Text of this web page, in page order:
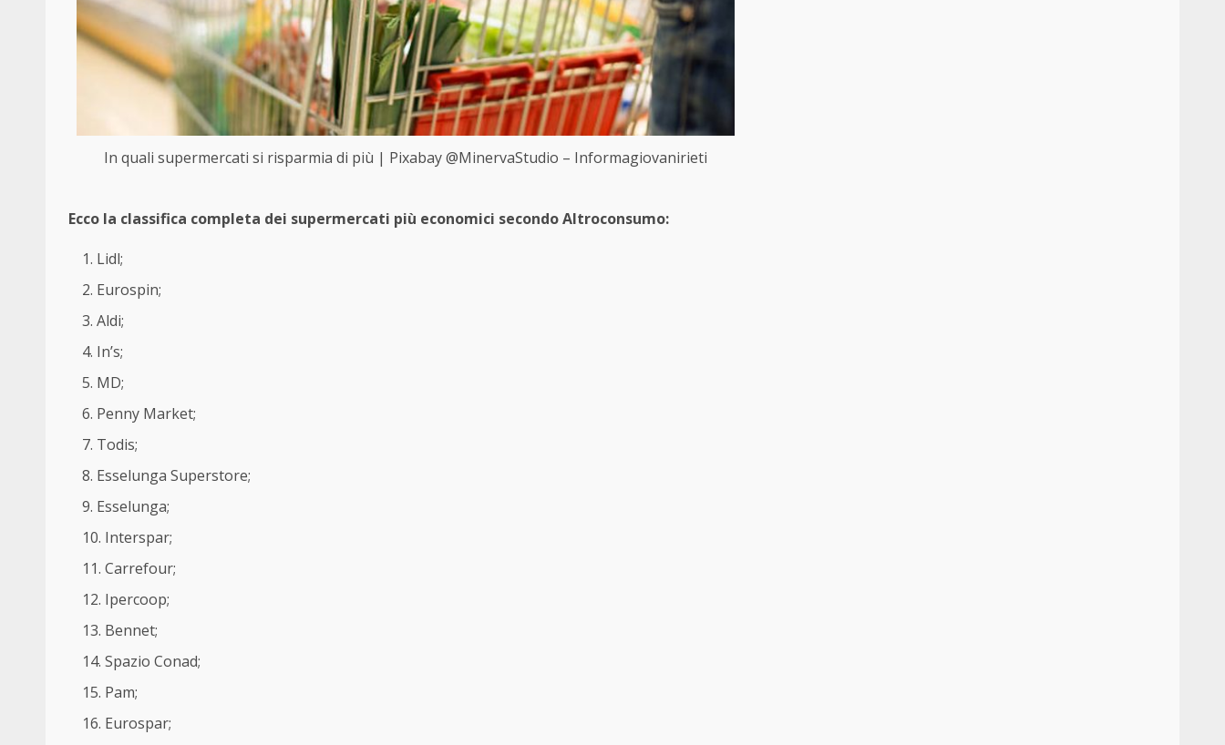
In quali supermercati si risparmia di più | Pixabay @MinervaStudio – Informagiovanirieti
Ecco la classifica completa dei supermercati più economici secondo Altroconsumo:
Lidl;
Eurospin;
Aldi;
In’s;
MD;
Penny Market;
Todis;
Esselunga Superstore;
Esselunga;
Interspar;
Carrefour;
Ipercoop;
Bennet;
Spazio Conad;
Pam;
Eurospar;